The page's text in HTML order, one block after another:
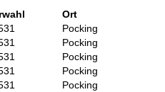
Ort
Pocking
Pocking
Pocking
Pocking
Pocking